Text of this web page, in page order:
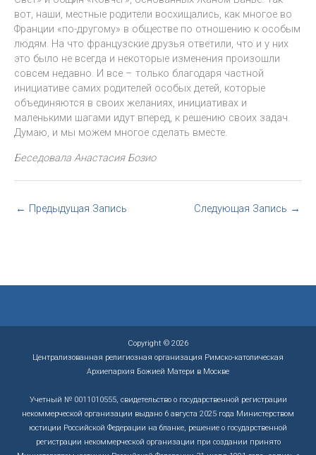
вот, наши, местные родители восхищались, как многое во
Франции «по-другому» в обществе по отношению к особым
людям. На что французские друзья ответили, что и у них
это было не всегда и некоторые изменения произошли
совсем недавно. И все – только благодаря частной
инициативе самих родителей особых детей, которые
объединяются в своих желаниях, инициативах и
маленькими шагами идут вперед, к решению своих задач.
Думаю, и мы можем многое сделать вместе.
Беседовала Анастасия Бозио
← Предыдущая Запись Следующая Запись →
Copyright © 2026
Централизованная религиозная организация Римско-католическая
Архиепархия Божией Матери в Москве
Учетный № 0011010555, свидетельство о государственной регистрации
некоммерческой организации выдано 6 августа 2025 года Министерством
юстиции Российской Федерации на бланке, решение о государственной
регистрации некоммерческой организации при создании принято